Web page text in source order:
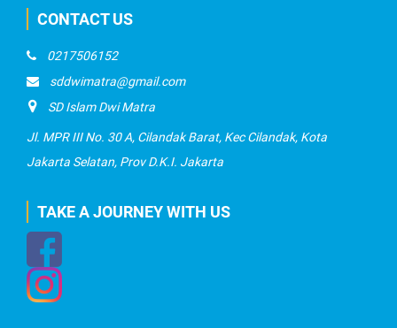
CONTACT US
0217506152
sddwimatra@gmail.com
SD Islam Dwi Matra
Jl. MPR III No. 30 A, Cilandak Barat, Kec Cilandak, Kota
Jakarta Selatan, Prov D.K.I. Jakarta
TAKE A JOURNEY WITH US